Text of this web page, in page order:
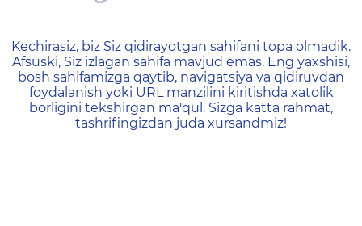
404 — Страница не
Kechirasiz, biz Siz qidirayotgan sahifani topa olmadik.
Afsuski, Siz izlagan sahifa mavjud emas. Eng yaxshisi,
bosh sahifamizga qaytib, navigatsiya va qidiruvdan
foydalanish yoki URL manzilini kiritishda xatolik
borligini tekshirgan ma'qul. Sizga katta rahmat,
tashrifingizdan juda xursandmiz!